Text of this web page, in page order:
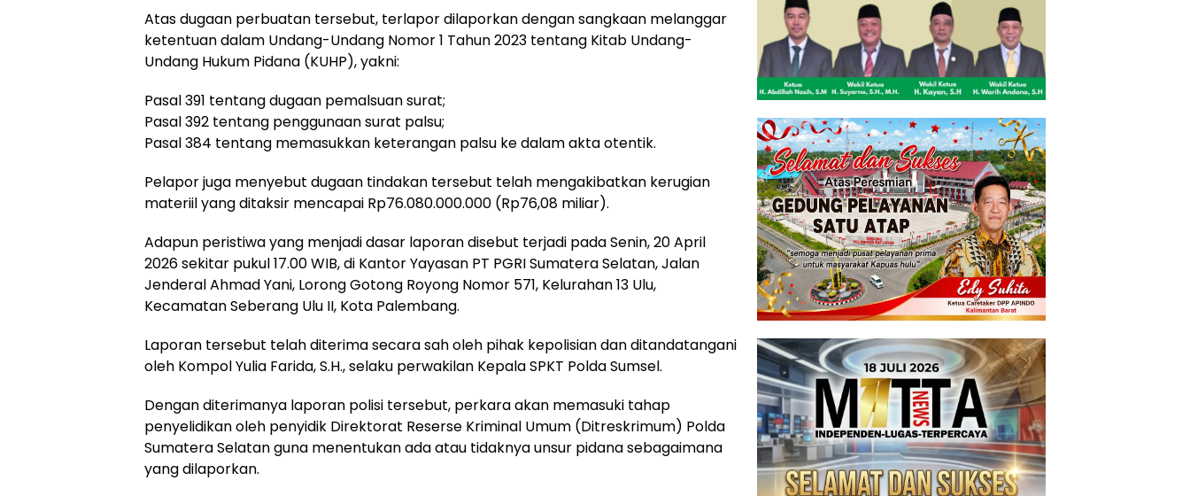
Atas dugaan perbuatan tersebut, terlapor dilaporkan dengan sangkaan melanggar
ketentuan dalam Undang-Undang Nomor 1 Tahun 2023 tentang Kitab Undang-
Undang Hukum Pidana (KUHP), yakni:
Pasal 391 tentang dugaan pemalsuan surat;
Pasal 392 tentang penggunaan surat palsu;
Pasal 384 tentang memasukkan keterangan palsu ke dalam akta otentik.
Pelapor juga menyebut dugaan tindakan tersebut telah mengakibatkan kerugian
materiil yang ditaksir mencapai Rp76.080.000.000 (Rp76,08 miliar).
Adapun peristiwa yang menjadi dasar laporan disebut terjadi pada Senin, 20 April
2026 sekitar pukul 17.00 WIB, di Kantor Yayasan PT PGRI Sumatera Selatan, Jalan
Jenderal Ahmad Yani, Lorong Gotong Royong Nomor 571, Kelurahan 13 Ulu,
Kecamatan Seberang Ulu II, Kota Palembang.
Laporan tersebut telah diterima secara sah oleh pihak kepolisian dan ditandatangani
oleh Kompol Yulia Farida, S.H., selaku perwakilan Kepala SPKT Polda Sumsel.
Dengan diterimanya laporan polisi tersebut, perkara akan memasuki tahap
penyelidikan oleh penyidik Direktorat Reserse Kriminal Umum (Ditreskrimum) Polda
Sumatera Selatan guna menentukan ada atau tidaknya unsur pidana sebagaimana
yang dilaporkan.